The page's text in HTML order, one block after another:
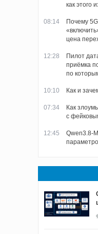
как этого
08:14
Почему
цена
12:28
Пилот
приёмка
по
10:10 Как и
07:34
Как
с
12:45
Qwen3.8-